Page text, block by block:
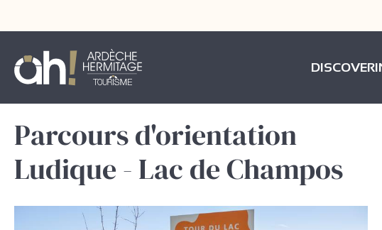
Parcours d'orientation
Ludique - Lac de Champos